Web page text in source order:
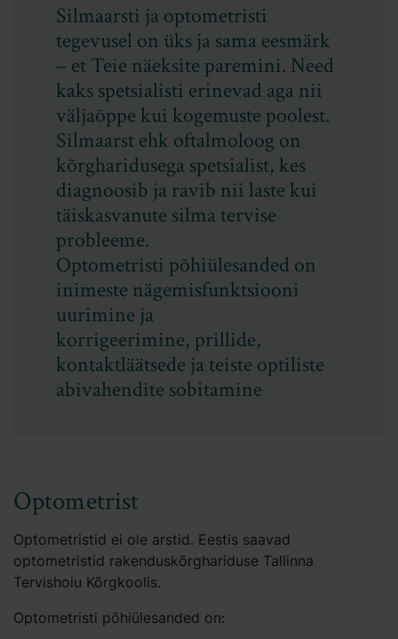
Silmaarsti ja optometristi
tegevusel on üks ja sama eesmärk
– et Teie näeksite paremini. Need
kaks spetsialisti erinevad aga nii
väljaõppe kui kogemuste poolest.
Silmaarst ehk oftalmoloog on
kõrgharidusega spetsialist, kes
diagnoosib ja ravib nii laste kui
täiskasvanute silma tervise
probleeme.
Optometristi põhiülesanded on
inimeste nägemisfunktsiooni
uurimine ja
korrigeerimine, prillide,
kontaktläätsede ja teiste optiliste
abivahendite sobitamine
Optometrist
Optometristid ei ole arstid. Eestis saavad
optometristid rakenduskõrghariduse Tallinna
Tervishoiu Kõrgkoolis.
Optometristi põhiülesanded on: